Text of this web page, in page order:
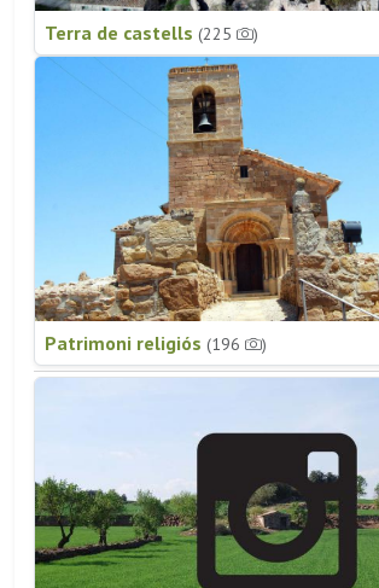
Terra de castells (225 )
Patrimoni religiós (196 )